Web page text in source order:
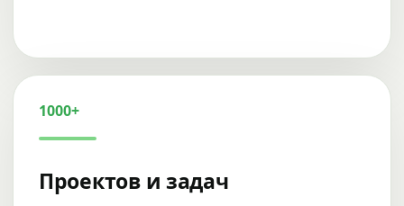
1000+
Проектов и задач